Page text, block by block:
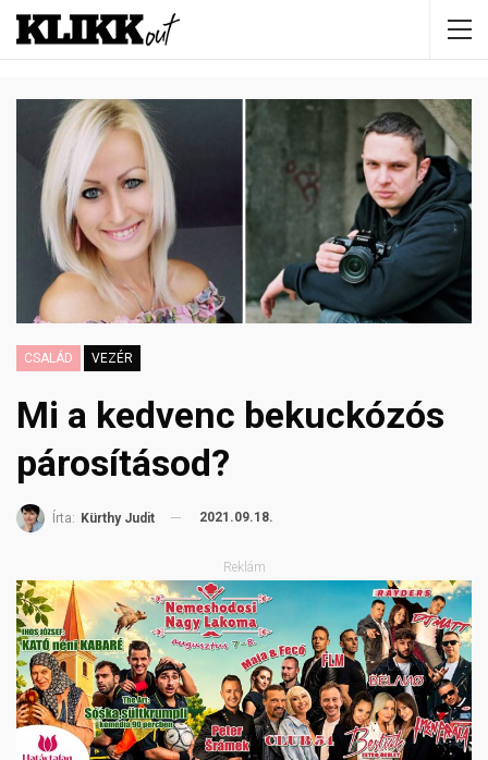
CSALÁD VEZÉR
Mi a kedvenc bekuckózós
párosításod?
Írta: Kürthy Judit 2021.09.18.
Reklám